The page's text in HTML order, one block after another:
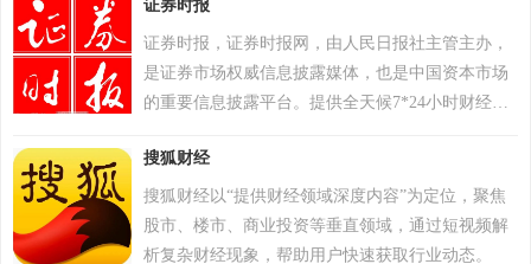
戏榜、年度畅销榜。
景，2019年品牌升级后聚焦全球化战略，在中国等
重点市场保持合作，曾中标中央政府采购项目并获
2023年世界互联网大会科技奖。
权威影响力。投中网拥有商业深度、商业故事、资
本市场、健康、教育、5G、汽车、消费、人工智
能、Vtalk、投等舱、创投百科等多个频道和品牌栏
目，投中网在投资中国、投资网站、投权投资平
股权信息、创投网站、中国投资、投资行业、投资
风险等领域均拥有权威影响力，洞察商业真相，关
注商业进化，服务创新经济，推动新商业文明。
证券时报
证券时报，证券时报网，由人民日报社主管主办，
是证券市场权威信息披露媒体，也是中国资本市场
的重要信息披露平台。提供全天候7*24小时财经证
财经资讯、基金净值、债券、期货、上市公司公告
等，为用户提供全方位、最新鲜的财经信息。打造
了“信披168”综合服务专区，资本市场投教“星火计
划”，是权威、全面的资本市场服务平台。
搜狐财经
搜狐财经以“提供财经领域深度内容”为定位，聚焦
股市、楼市、商业投资等垂直领域，通过短视频解
析复杂财经现象，帮助用户快速获取行业动态。